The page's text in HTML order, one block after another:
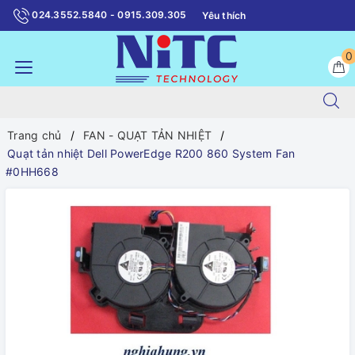
024.3552.5840 - 0915.309.305 Yêu thích
0
Trang chủ
FAN - QUẠT TẢN NHIỆT
Quạt tản nhiệt Dell PowerEdge R200 860 System Fan
#0HH668